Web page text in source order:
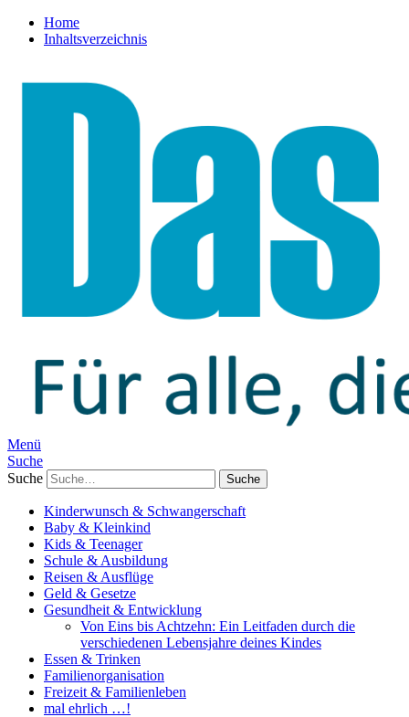
Home
Inhaltsverzeichnis
Menü
Suche
Suche
Kinderwunsch & Schwangerschaft
Baby & Kleinkind
Kids & Teenager
Schule & Ausbildung
Reisen & Ausflüge
Geld & Gesetze
Gesundheit & Entwicklung
Von Eins bis Achtzehn: Ein Leitfaden durch die
verschiedenen Lebensjahre deines Kindes
Essen & Trinken
Familienorganisation
Freizeit & Familienleben
mal ehrlich …!